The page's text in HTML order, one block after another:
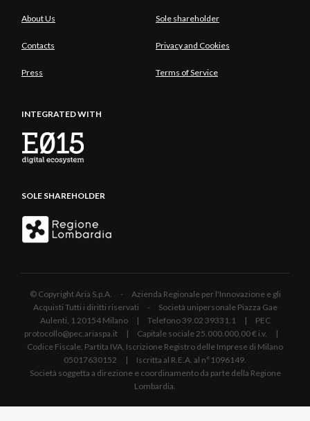
About Us Sole shareholder
Contacts Privacy and Cookies
Press Terms of Service
INTEGRATED WITH
SOLE SHAREHOLDER
© Copyright Aria S.p.A. - Azienda Regionale per l'Innovazione e gli
Acquisti Tutti i diritti riservati - Società unipersonale Piazza Gae
Aulenti, 1 20154 Milano | Telefono 39.02 39331.1 | PEC
protocollo@pec.ariaspa.it | Capitale sociale 25.000.000,00 € i.v. |
Codice Fiscale, Partita IVA, Iscrizione Registro delle Imprese di Milano
05017630152 | Iscritta al R.E.A. al n°1096149.
Società soggetta a direzione e coordinamento da parte della Regione
Lombardia.